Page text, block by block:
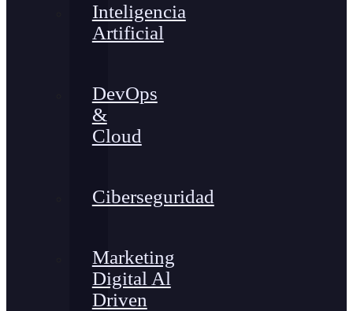
Inteligencia
Artificial
DevOps
&
Cloud
Ciberseguridad
Marketing
Digital Al
Driven